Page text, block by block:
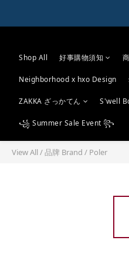
Shop All 好事購物須知
Neighborhood x hxo Design
ZAKKA ざっかてん S'well
꧁ Summer Sale Event ꧂
View All/品牌 Brand / Poler